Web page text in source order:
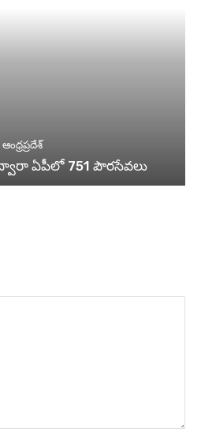
ఆంధ్రప్రదేశ్
ద్వారా ఏపీలో 751 పౌరసేవలు